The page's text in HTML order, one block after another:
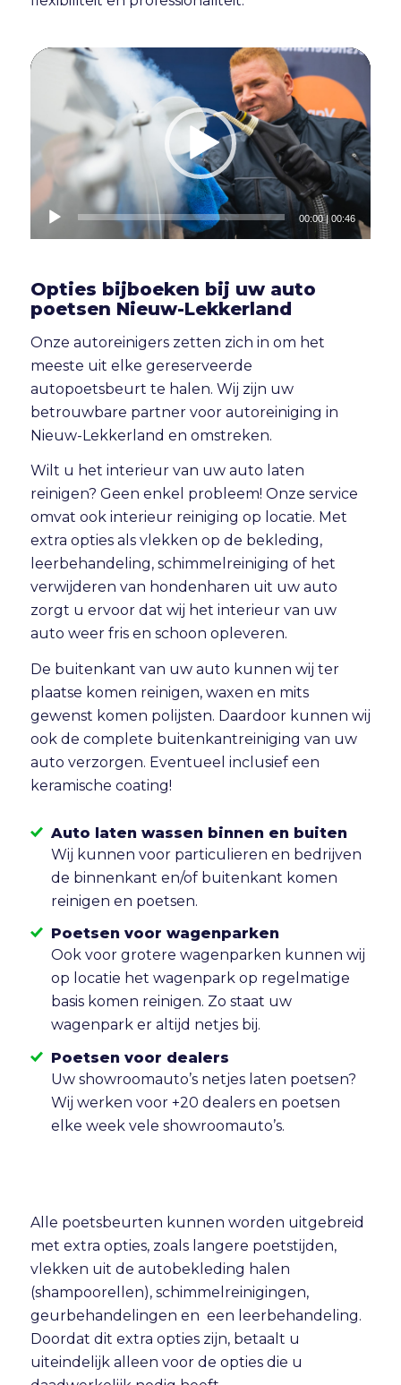
00:00|00:46
Opties bijboeken bij uw auto
poetsen Nieuw-Lekkerland
Onze autoreinigers zetten zich in om het
meeste uit elke gereserveerde
autopoetsbeurt te halen. Wij zijn uw
betrouwbare partner voor autoreiniging in
Nieuw-Lekkerland en omstreken.
Wilt u het interieur van uw auto laten
reinigen? Geen enkel probleem! Onze service
omvat ook interieur reiniging op locatie. Met
extra opties als vlekken op de bekleding,
leerbehandeling, schimmelreiniging of het
verwijderen van hondenharen uit uw auto
zorgt u ervoor dat wij het interieur van uw
auto weer fris en schoon opleveren.
De buitenkant van uw auto kunnen wij ter
plaatse komen reinigen, waxen en mits
gewenst komen polijsten. Daardoor kunnen wij
ook de complete buitenkantreiniging van uw
auto verzorgen. Eventueel inclusief een
keramische coating!
Auto laten wassen binnen en buiten
Wij kunnen voor particulieren en bedrijven
de binnenkant en/of buitenkant komen
reinigen en poetsen.
Poetsen voor wagenparken
Ook voor grotere wagenparken kunnen wij
op locatie het wagenpark op regelmatige
basis komen reinigen. Zo staat uw
wagenpark er altijd netjes bij.
Poetsen voor dealers
Uw showroomauto’s netjes laten poetsen?
Wij werken voor +20 dealers en poetsen
elke week vele showroomauto’s.
Alle poetsbeurten kunnen worden uitgebreid
met extra opties, zoals langere poetstijden,
vlekken uit de autobekleding halen
(shampoorellen), schimmelreinigingen,
geurbehandelingen en een leerbehandeling.
Doordat dit extra opties zijn, betaalt u
uiteindelijk alleen voor de opties die u